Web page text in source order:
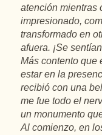
atención mientras
impresionado,
transformado en
afuera. ¡Se
Más contento que
estar en la
recibió con una
me fue todo el
un monumento
Al comienzo, en